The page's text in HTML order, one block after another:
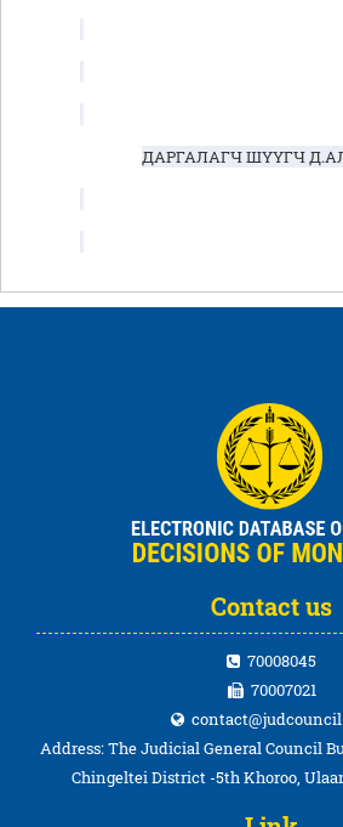
ДАРГАЛАГЧ ШҮҮГЧ
Contact us
70008045
70007021
Address: The Judicial General Council
Chingeltei District -5th Khoroo,